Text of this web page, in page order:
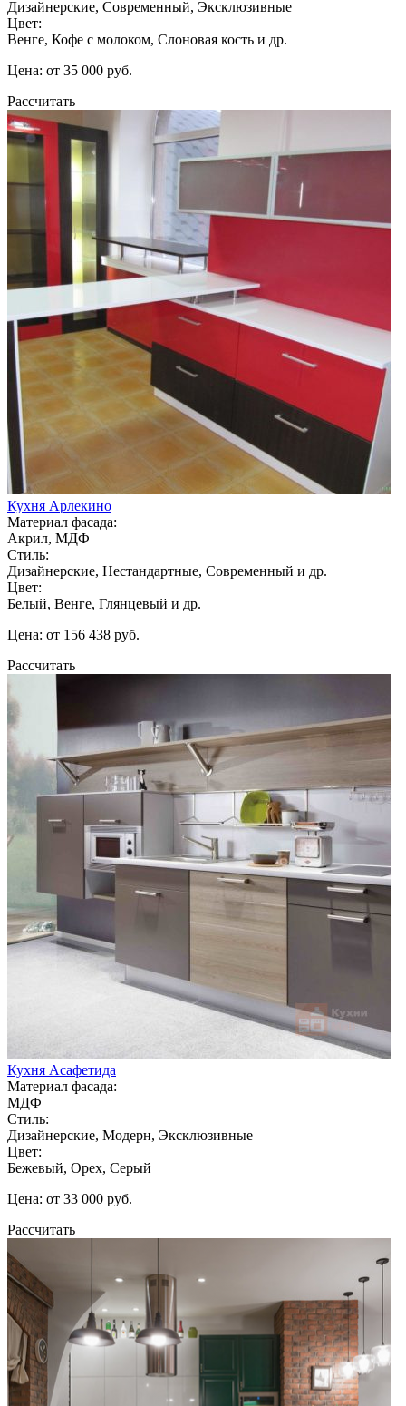
Дизайнерские, Современный, Эксклюзивные
Цвет:
Венге, Кофе с молоком, Слоновая кость и др.
Цена: от 35 000 руб.
Рассчитать
Кухня Арлекино
Материал фасада:
Акрил, МДФ
Стиль:
Дизайнерские, Нестандартные, Современный и др.
Цвет:
Белый, Венге, Глянцевый и др.
Цена: от 156 438 руб.
Рассчитать
Кухня Асафетида
Материал фасада:
МДФ
Стиль:
Дизайнерские, Модерн, Эксклюзивные
Цвет:
Бежевый, Орех, Серый
Цена: от 33 000 руб.
Рассчитать